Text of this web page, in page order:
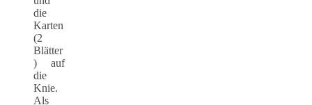
die
Karten
(2
Blätter
) auf
die
Knie.
Als